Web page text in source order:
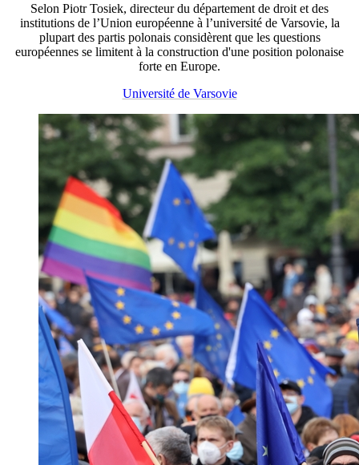
Selon Piotr Tosiek, directeur du département de droit et des
institutions de l’Union européenne à l’université de Varsovie, la
plupart des partis polonais considèrent que les questions
européennes se limitent à la construction d'une position polonaise
forte en Europe.
Université de Varsovie